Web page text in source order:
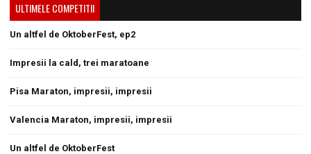
ULTIMELE COMPETITII
Un altfel de OktoberFest, ep2
Impresii la cald, trei maratoane
Pisa Maraton, impresii, impresii
Valencia Maraton, impresii, impresii
Un altfel de OktoberFest